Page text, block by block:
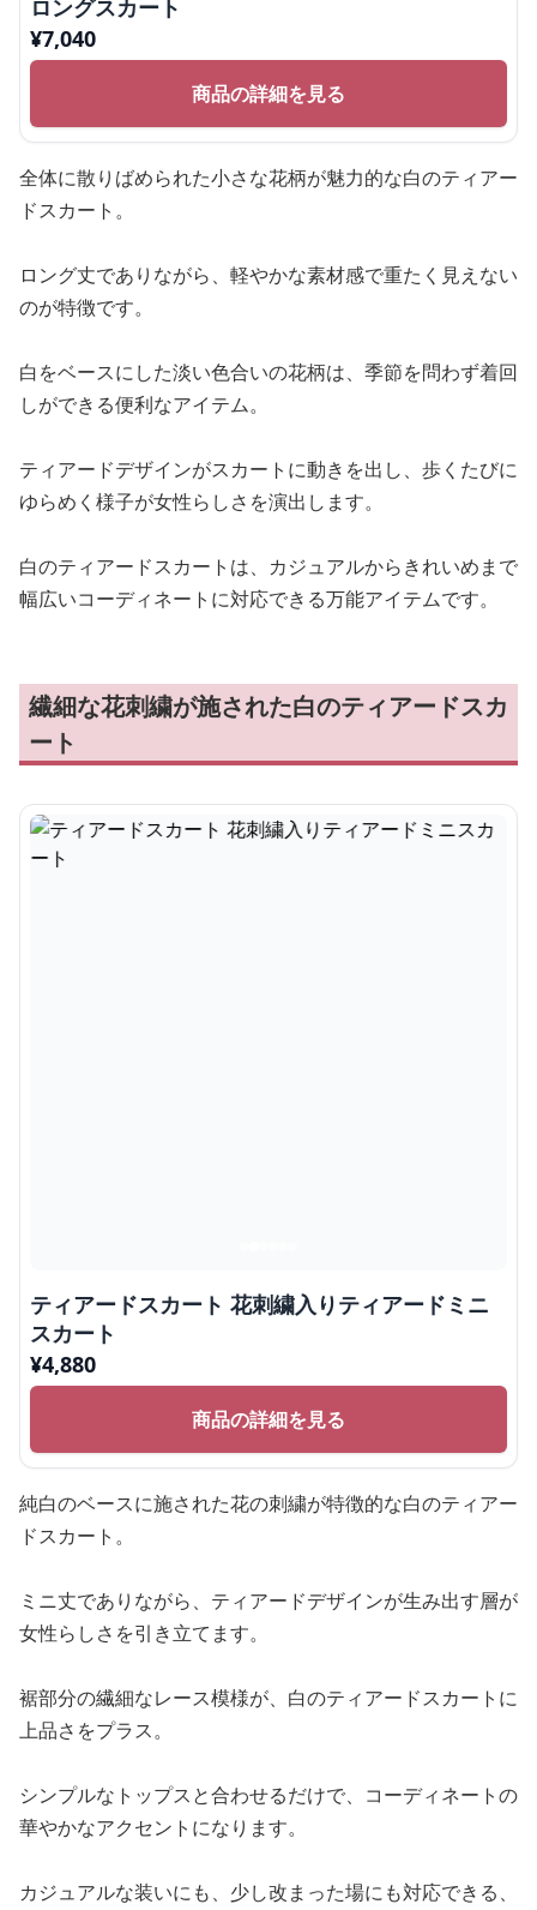
ロングスカート
¥7,040
商品の詳細を見る
全体に散りばめられた小さな花柄が魅力的な白のティアー
ドスカート。
ロング丈でありながら、軽やかな素材感で重たく見えない
のが特徴です。
白をベースにした淡い色合いの花柄は、季節を問わず着回
しができる便利なアイテム。
ティアードデザインがスカートに動きを出し、歩くたびに
ゆらめく様子が女性らしさを演出します。
白のティアードスカートは、カジュアルからきれいめまで
幅広いコーディネートに対応できる万能アイテムです。
繊細な花刺繍が施された白のティアードスカ
ート
ティアードスカート 花刺繍入りティアードミニ
スカート
¥4,880
商品の詳細を見る
純白のベースに施された花の刺繍が特徴的な白のティアー
ドスカート。
ミニ丈でありながら、ティアードデザインが生み出す層が
女性らしさを引き立てます。
裾部分の繊細なレース模様が、白のティアードスカートに
上品さをプラス。
シンプルなトップスと合わせるだけで、コーディネートの
華やかなアクセントになります。
カジュアルな装いにも、少し改まった場にも対応できる、